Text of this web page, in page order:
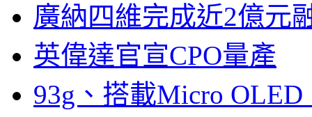
廣納四維完成近2億元
英偉達官宣CPO量產
93g、搭載Micro